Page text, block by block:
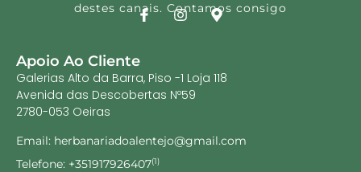
destes canais. Contamos consigo
Apoio Ao Cliente
Galerias Alto da Barra, Piso -1 Loja 118
Avenida das Descobertas Nº59
2780-053 Oeiras
Email: herbanariadoalentejo@gmail.com
Telefone: +351917926407(1)